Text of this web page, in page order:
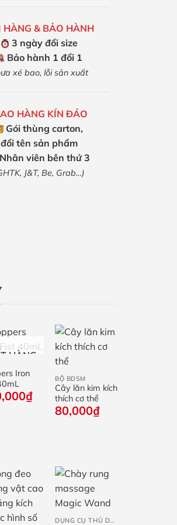
HÀNG & BẢO HÀNH
3 ngày đổi size
Bảo hành 1 đổi 1
xé bao, lỗi sản xuất
HÀNG KÍN ĐÁO
Gói thùng carton,
đổi tên sản phẩm
Nhân viên bên thứ 3
J&T, Be, Grab…)
HÀNG
Iron
₫
BỘ BDSM
Cây lăn kim kích
thích cơ thể
80,000₫
DỤNG CỤ THỦ DÂM